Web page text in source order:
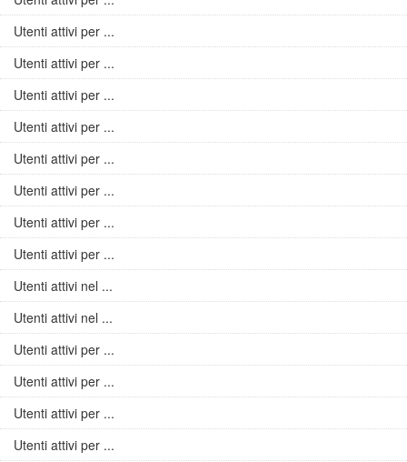
Utenti attivi per ...
Utenti attivi per ...
Utenti attivi per ...
Utenti attivi per ...
Utenti attivi per ...
Utenti attivi per ...
Utenti attivi per ...
Utenti attivi per ...
Utenti attivi nel ...
Utenti attivi nel ...
Utenti attivi per ...
Utenti attivi per ...
Utenti attivi per ...
Utenti attivi per ...